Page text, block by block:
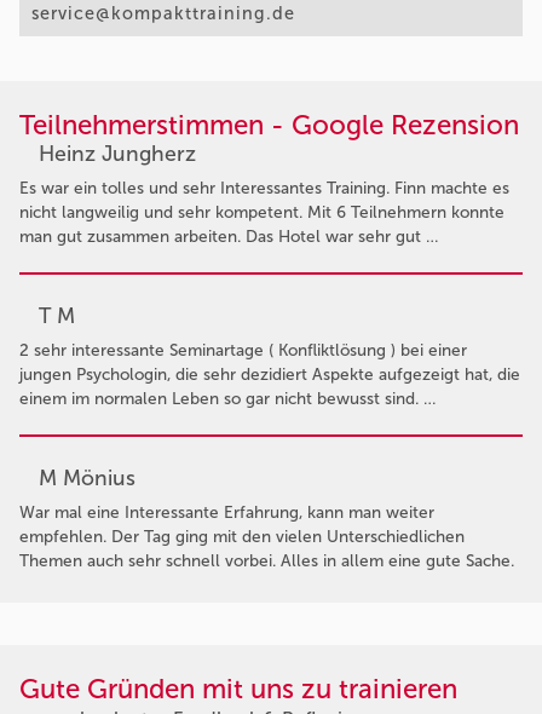
service@kompakttraining.de
Teilnehmerstimmen - Google Rezension
Heinz Jungherz
Es war ein tolles und sehr Interessantes Training. Finn machte es
nicht langweilig und sehr kompetent. Mit 6 Teilnehmern konnte
man gut zusammen arbeiten. Das Hotel war sehr gut …
T M
2 sehr interessante Seminartage ( Konfliktlösung ) bei einer
jungen Psychologin, die sehr dezidiert Aspekte aufgezeigt hat, die
einem im normalen Leben so gar nicht bewusst sind. …
M Mönius
War mal eine Interessante Erfahrung, kann man weiter
empfehlen. Der Tag ging mit den vielen Unterschiedlichen
Themen auch sehr schnell vorbei. Alles in allem eine gute Sache.
Gute Gründen mit uns zu trainieren